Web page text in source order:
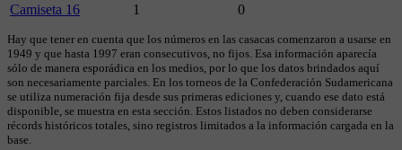
Camiseta 16
1 0
Hay que tener en cuenta que los números en las casacas comenzaron a usarse en
1949 y que hasta 1997 eran consecutivos, no fijos. Esa información aparecía
sólo de manera esporádica en los medios, por lo que los datos brindados aquí
son necesariamente parciales. En los torneos de la Confederación Sudamericana
se utiliza numeración fija desde sus primeras ediciones y, cuando ese dato está
disponible, se muestra en esta sección. Estos listados no deben considerarse
récords históricos totales, sino registros limitados a la información cargada en la
base.